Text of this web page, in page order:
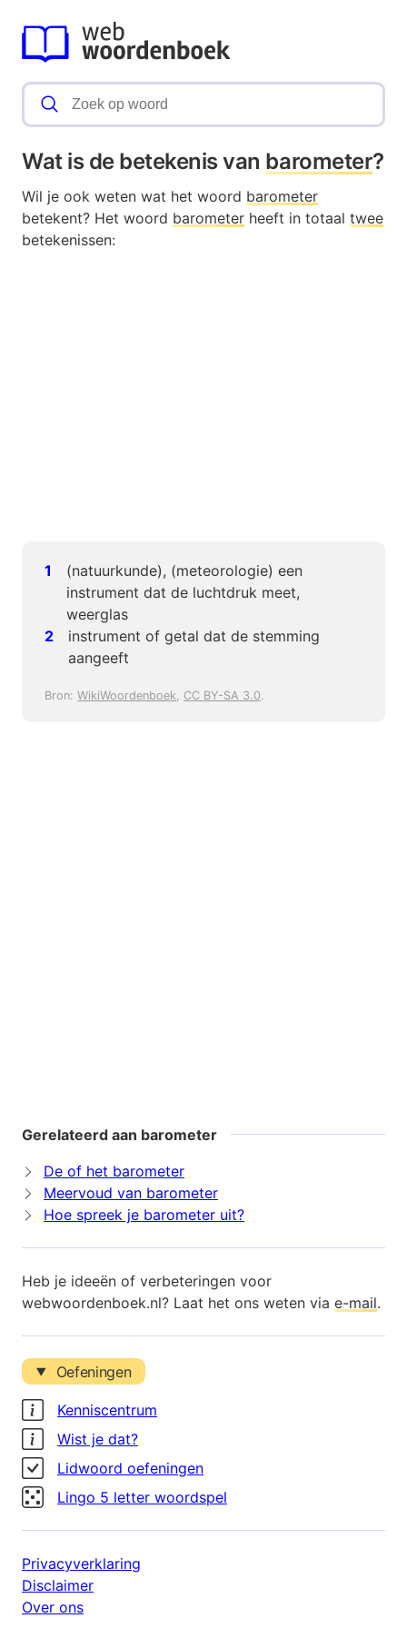
Wat is de betekenis van barometer?
Wil je ook weten wat het woord barometer
betekent? Het woord barometer heeft in totaal twee
betekenissen:
(natuurkunde), (meteorologie) een
instrument dat de luchtdruk meet,
weerglas
instrument of getal dat de stemming
aangeeft
Bron: WikiWoordenboek, CC BY-SA 3.0.
Gerelateerd aan barometer
De of het barometer
Meervoud van barometer
Hoe spreek je barometer uit?
Heb je ideeën of verbeteringen voor
webwoordenboek.nl? Laat het ons weten via e-mail.
Oefeningen
Kenniscentrum
Wist je dat?
Lidwoord oefeningen
Lingo 5 letter woordspel
Privacyverklaring
Disclaimer
Over ons